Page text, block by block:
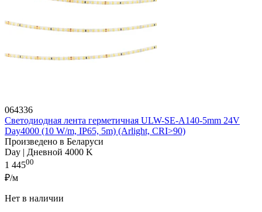
064336
Светодиодная лента герметичная ULW-SE-A140-5mm 24V
Day4000 (10 W/m, IP65, 5m) (Arlight, CRI>90)
Произведено в Беларуси
Day | Дневной 4000 K
1 44500
₽/м
Нет в наличии